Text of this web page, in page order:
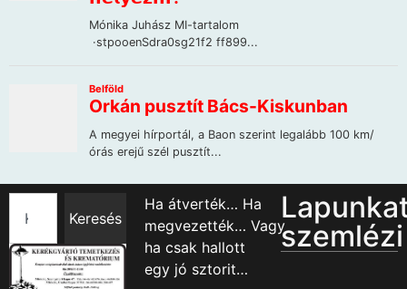
Keresés
Ha átverték… Ha
megvezették… Vagy
ha csak hallott
egy jó sztorit…
szemlézi